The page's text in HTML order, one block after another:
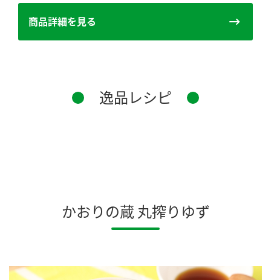
商品詳細を見る
逸品レシピ
かおりの蔵 丸搾りゆず